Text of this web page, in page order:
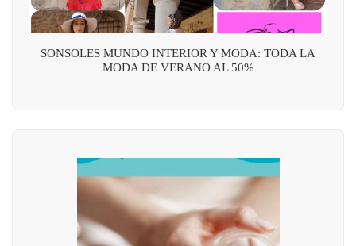
SONSOLES MUNDO INTERIOR Y MODA: TODA LA
MODA DE VERANO AL 50%